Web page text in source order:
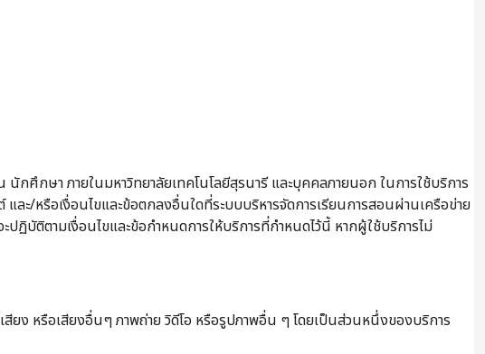
ศึกษา ภายในมหาวิทยาลัยเทคโนโลยีสุรนารี และบุคคลภายนอก ในการใช้บริการ
และ/หรือเงื่อนไขและข้อตกลงอื่นใดที่ระบบบริหารจัดการเรียนการสอนผ่านเครือข่าย
ฏิบัติตามเงื่อนไขและข้อกำหนดการให้บริการที่กำหนดไว้นี้ หากผู้ใช้บริการไม่
ง หรือเสียงอื่นๆ ภาพถ่าย วิดีโอ หรือรูปภาพอื่น ๆ โดยเป็นส่วนหนึ่งของบริการ